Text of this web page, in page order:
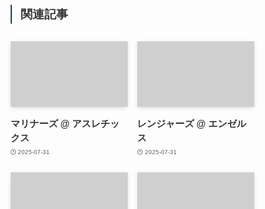
関連記事
マリナーズ @ アスレチッ
クス
2025-07-31
レンジャーズ @ エンゼル
ス
2025-07-31